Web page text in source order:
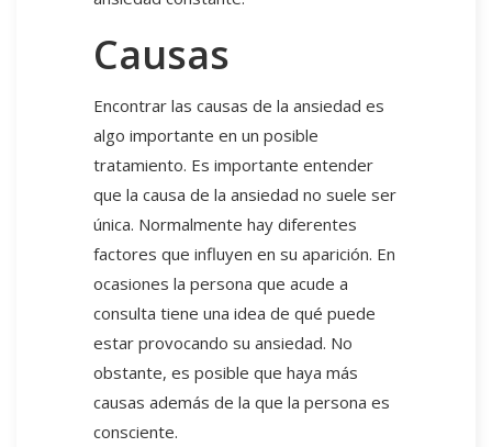
Causas
Encontrar las causas de la ansiedad es
algo importante en un posible
tratamiento. Es importante entender
que la causa de la ansiedad no suele ser
única. Normalmente hay diferentes
factores que influyen en su aparición. En
ocasiones la persona que acude a
consulta tiene una idea de qué puede
estar provocando su ansiedad. No
obstante, es posible que haya más
causas además de la que la persona es
consciente.